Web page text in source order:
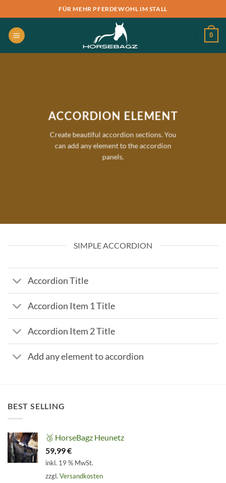
Inhalt
springen
FÜR MEHR PFERDEWOHL IM STALL
0
ACCORDION ELEMENT
Create beautiful accordion sections. You
can add any element to the accordion
panels.
SIMPLE ACCORDION
Accordion Title
Accordion Item 1 Title
Accordion Item 2 Title
Add any element to accordion
BEST SELLING
🥉 HorseBagz Heunetz
59,99€
inkl. 19 % MwSt.
zzgl. Versandkosten